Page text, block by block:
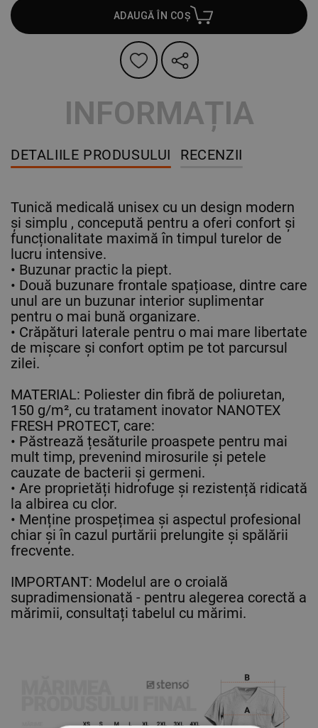
ADAUGĂ ÎN COȘ
INFORMAȚIA
DETALIILE PRODUSULUI RECENZII
Tunică medicală unisex cu un design modern
și simplu , concepută pentru a oferi confort și
funcționalitate maximă în timpul turelor de
lucru intensive.
• Buzunar practic la piept.
• Două buzunare frontale spațioase, dintre care
unul are un buzunar interior suplimentar
pentru o mai bună organizare.
• Crăpături laterale pentru o mai mare libertate
de mișcare și confort optim pe tot parcursul
zilei.
MATERIAL: Poliester din fibră de poliuretan,
150 g/m², cu tratament inovator NANOTEX
FRESH PROTECT, care:
• Păstrează țesăturile proaspete pentru mai
mult timp, prevenind mirosurile și petele
cauzate de bacterii și germeni.
• Are proprietăți hidrofuge și rezistență ridicată
la albirea cu clor.
• Menține prospețimea și aspectul profesional
chiar și în cazul purtării prelungite și spălării
frecvente.
IMPORTANT: Modelul are o croială
supradimensionată - pentru alegerea corectă a
mărimii, consultați tabelul cu mărimi.